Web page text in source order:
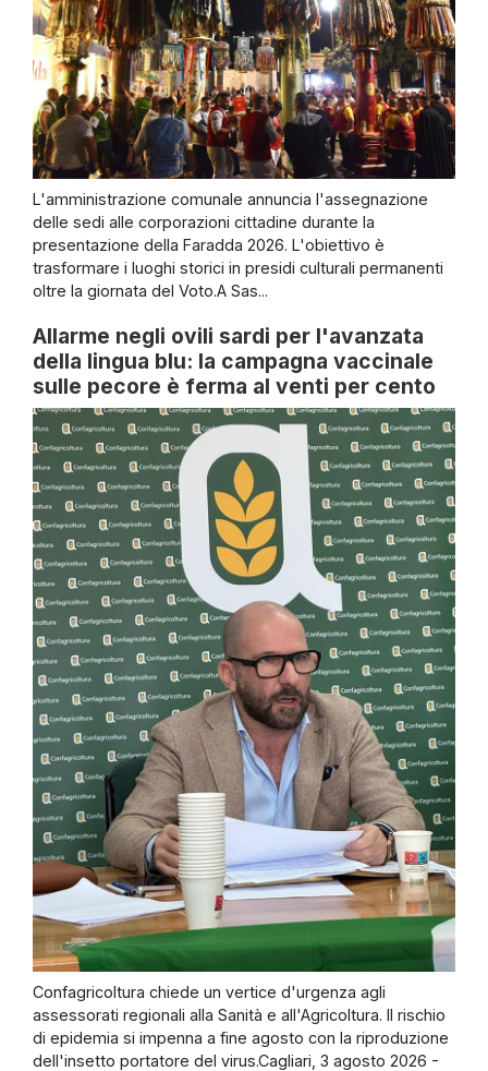
L'amministrazione comunale annuncia l'assegnazione
delle sedi alle corporazioni cittadine durante la
presentazione della Faradda 2026. L'obiettivo è
trasformare i luoghi storici in presidi culturali permanenti
oltre la giornata del Voto.A Sas...
Allarme negli ovili sardi per l'avanzata
della lingua blu: la campagna vaccinale
sulle pecore è ferma al venti per cento
Confagricoltura chiede un vertice d'urgenza agli
assessorati regionali alla Sanità e all'Agricoltura. Il rischio
di epidemia si impenna a fine agosto con la riproduzione
dell'insetto portatore del virus.Cagliari, 3 agosto 2026 -